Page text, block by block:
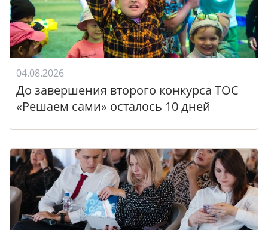
04.08.2026
До завершения второго конкурса ТОС
«Решаем сами» осталось 10 дней